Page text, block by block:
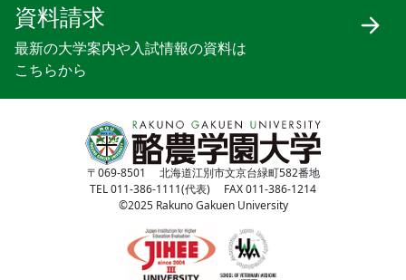
資料請求
最新の大学案内や入試情報の資料は
こちらから
〒069-8501 北海道江別市文京台緑町582番地
TEL 011-386-1111(代表) FAX 011-386-1214
©2025 Rakuno Gakuen University